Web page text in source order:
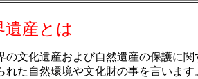
遺産とは
文化遺産および自然遺産の保護に
れた自然環境や文化財の事を言います